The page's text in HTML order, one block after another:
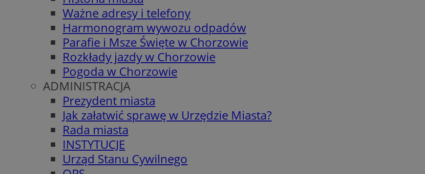
Ważne adresy i telefony
Harmonogram wywozu odpadów
Parafie i Msze Święte w Chorzowie
Rozkłady jazdy w Chorzowie
Pogoda w Chorzowie
ADMINISTRACJA
Prezydent miasta
Jak załatwić sprawę w Urzędzie Miasta?
Rada miasta
INSTYTUCJE
Urząd Stanu Cywilnego